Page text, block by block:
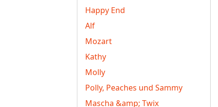
Happy End
Alf
Mozart
Kathy
Molly
Polly, Peaches und Sammy
Mascha &amp; Twix